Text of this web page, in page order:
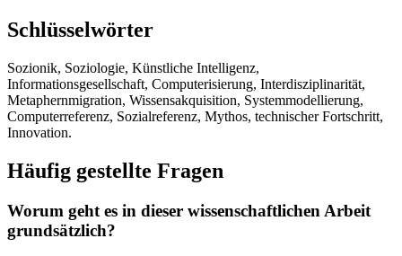
Schlüsselwörter
Sozionik, Soziologie, Künstliche Intelligenz,
Informationsgesellschaft, Computerisierung, Interdisziplinarität,
Metaphernmigration, Wissensakquisition, Systemmodellierung,
Computerreferenz, Sozialreferenz, Mythos, technischer Fortschritt,
Innovation.
Häufig gestellte Fragen
Worum geht es in dieser wissenschaftlichen Arbeit
grundsätzlich?